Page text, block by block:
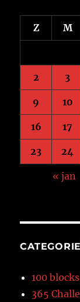
Z M
2 3
9 10
16 17
23 24
« jan
100
365